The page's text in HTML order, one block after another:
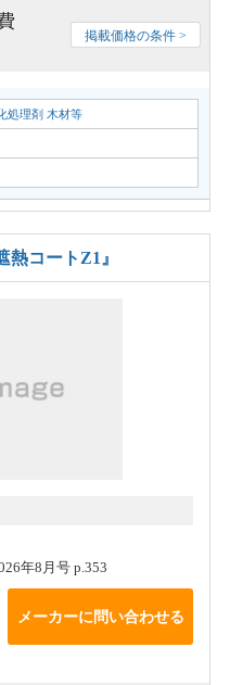
掲載価格の条件 >
処理剤 木材等
熱コートZ1』
年8月号 p.353
メーカーに問い合わせる